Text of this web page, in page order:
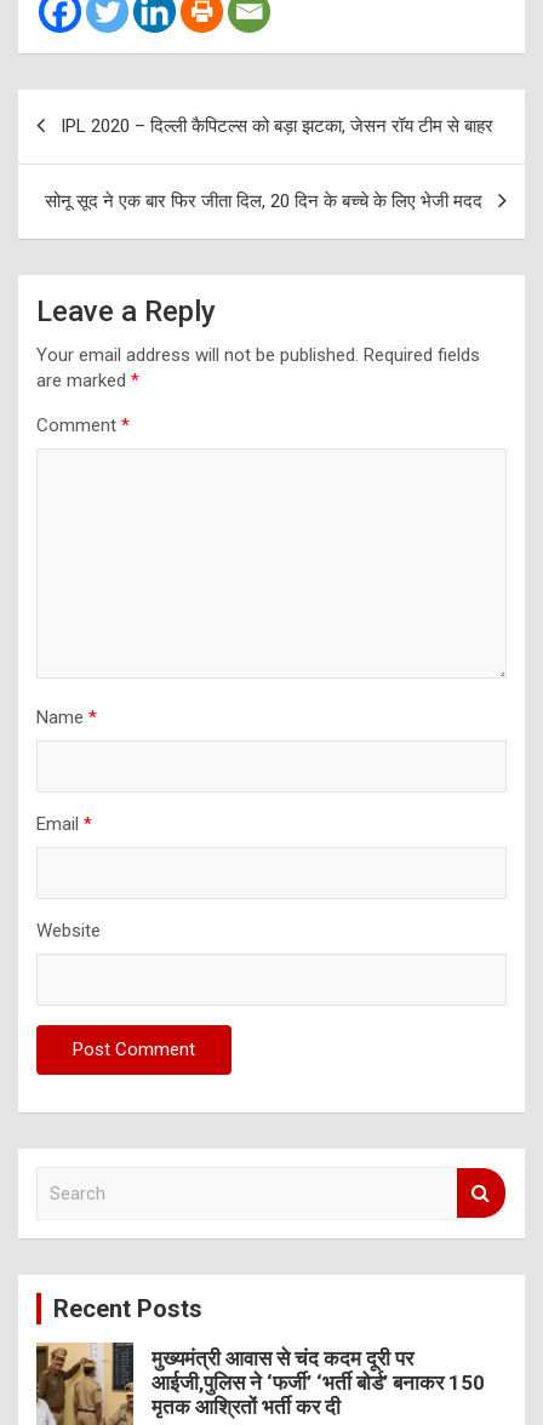
IPL 2020 – दिल्ली कैपिटल्स को बड़ा झटका, जेसन रॉय टीम से बाहर
सोनू सूद ने एक बार फिर जीता दिल, 20 दिन के बच्चे के लिए भेजी मदद
Leave a Reply
Your email address will not be published. Required fields
are marked *
Comment *
Name *
Email *
Website
c
Recent Posts
मुख्यमंत्री आवास से चंद कदम दूरी पर
आईजी,पुलिस ने ‘फर्जी’ ‘भर्ती बोर्ड’ बनाकर 150
मृतक आश्रितों भर्ती कर दी